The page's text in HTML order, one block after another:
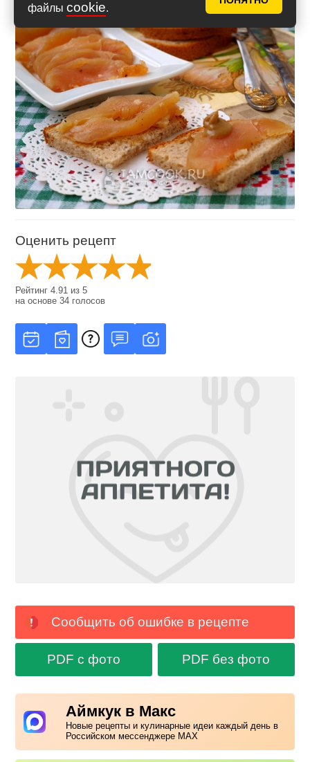
файлы cookie.
Оценить рецепт
Рейтинг4.91 из5
на основе34 голосов
Сообщить об ошибке в рецепте
PDF с фото PDF без фото
Аймкук в Макс
Новые рецепты и кулинарные идеи каждый день в
Российском мессенджере MAX